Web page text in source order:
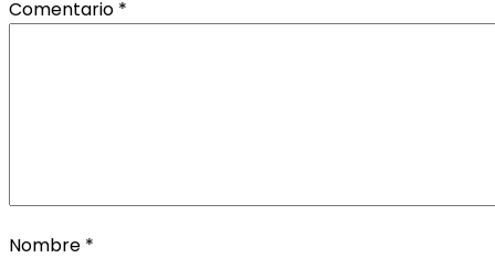
Comentario *
Nombre *